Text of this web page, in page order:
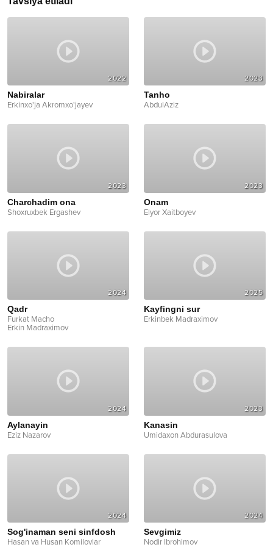
2022
Nabiralar
Erkinxo'ja Akromxo'jayev
2023
Tanho
AbdulAziz
2023
Charchadim ona
Shoxruxbek Ergashev
2023
Onam
Elyor Xaitboyev
2024
Qadr
Furkat Macho
Erkin Madraximov
2025
Kayfingni sur
Erkinbek Madraximov
2024
Aylanayin
Eziz Nazarov
2023
Kanasin
Umidaxon Abdurasulova
2024
Sog'inaman seni sinfdosh
Hasan va Husan Komilovlar
2024
Sevgimiz
Nodir Ibrohimov